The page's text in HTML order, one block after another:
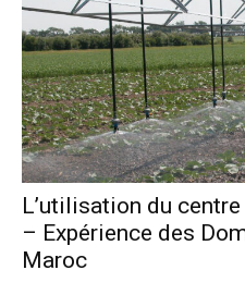
L’utilisation du
– Expérience des
Maroc